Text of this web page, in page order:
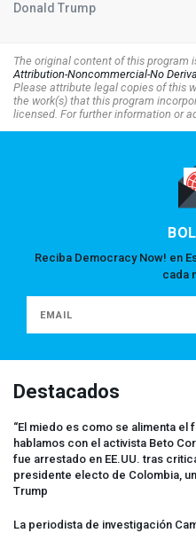
Donald Trump
The original content of this program
Attribution-Noncommercial-No
Please attribute legal copies of this
the work(s) that this program
licensed. For further information or
Reciba Democracy Now! en
cada
Destacados
“El miedo es como se alimenta el
hablamos con el activista Beto
fue arrestado en EE.UU. tras
presidente electo de Colombia,
Trump
La periodista de investigación